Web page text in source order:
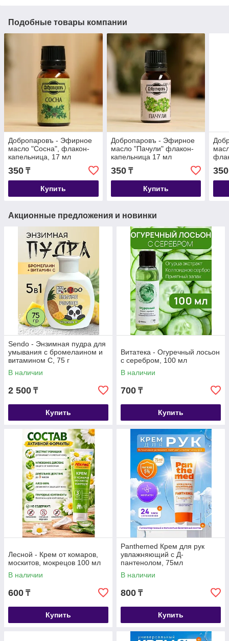
Подобные товары компании
Добропаровъ - Эфирное
масло "Сосна", флакон-
капельница, 17 мл
350 ₸
Купить
Добропаровъ - Эфирное
масло "Пачули" флакон-
капельница 17 мл
350₸
Купить
350
Акционные предложения и новинки
Sendo - Энзимная пудра для
умывания с бромелаином и
витамином С, 75 г
В наличии
2 500 ₸
Купить
Витатека - Огуречный лосьон
с серебром, 100 мл
В наличии
700 ₸
Купить
Лесной - Крем от комаров,
москитов, мокрецов 100 мл
В наличии
600 ₸
Купить
Panthemed Крем для рук
увлажняющий с Д-
пантенолом, 75мл
В наличии
800 ₸
Купить